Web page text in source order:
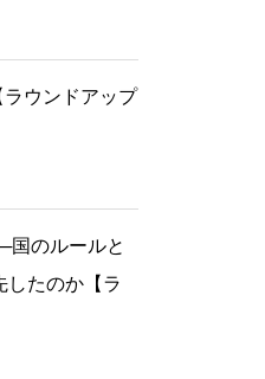
ウンドアップ
国のルールと
したのか【ラ